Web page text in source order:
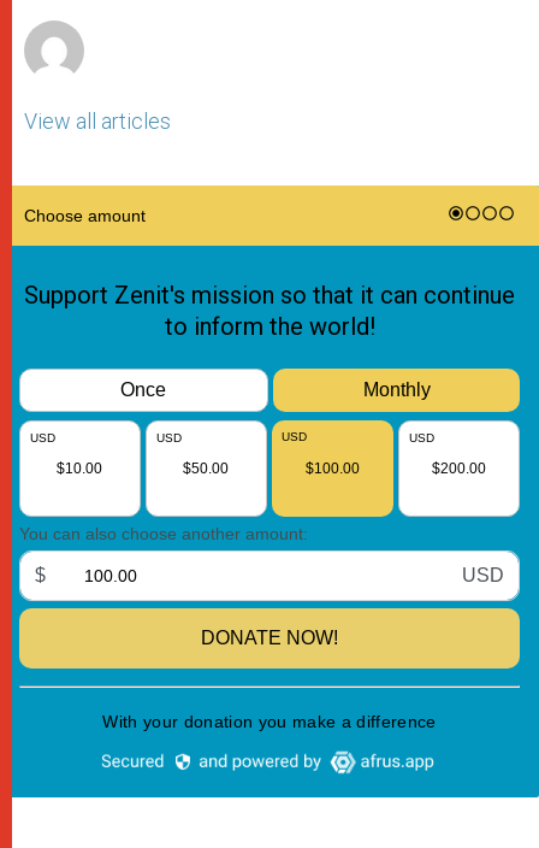
View all articles